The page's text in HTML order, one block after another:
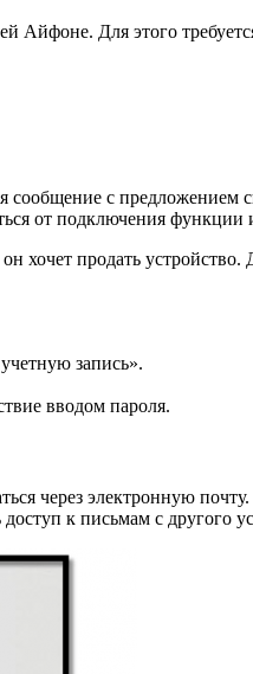
Для этого
сообщение с
от подключения
хочет продать
запись».
вводом пароля.
через электронную
к письмам с другого